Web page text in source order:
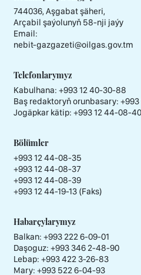
744036, Aşgabat şäheri,
Arçabil şaýolunyň 58-nji jaýy
Email:
nebit-gazgazeti@oilgas.gov.tm
Telefonlarymyz
Kabulhana: +993 12 40-30-88
Baş redaktoryň orunbasary:
Jogäpkar kätip: +993 12 44-08-40
Bölümler
+993 12 44-08-35
+993 12 44-08-37
+993 12 44-08-39
+993 12 44-19-13 (Faks)
Habarçylarymyz
Balkan: +993 222 6-09-01
Daşoguz: +993 346 2-48-90
Lebap: +993 422 3-26-83
Mary: +993 522 6-04-93